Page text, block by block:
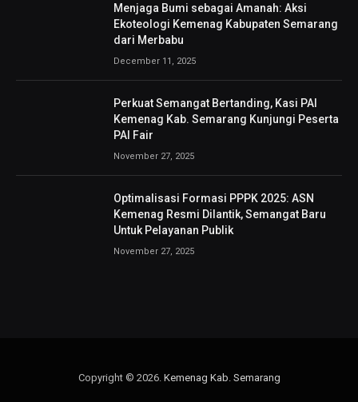
Menjaga Bumi sebagai Amanah: Aksi
Ekoteologi Kemenag Kabupaten Semarang
dari Merbabu
December 11, 2025
Perkuat Semangat Bertanding, Kasi PAI
Kemenag Kab. Semarang Kunjungi Peserta
PAI Fair
November 27, 2025
Optimalisasi Formasi PPPK 2025: ASN
Kemenag Resmi Dilantik, Semangat Baru
Untuk Pelayanan Publik
November 27, 2025
Copyright © 2026. Kemenag Kab. Semarang